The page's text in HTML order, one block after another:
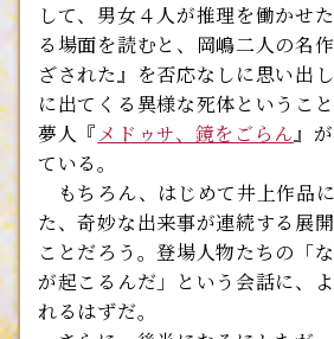
して、男女４人が推理を働かせ
る場面を読むと、岡嶋二人の名
ざされた』を否応なしに思い出
に出てくる異様な死体というこ
夢人『メドゥサ、鏡をごらん』
ている。
もちろん、はじめて井上作品
た、奇妙な出来事が連続する展
ことだろう。登場人物たちの「
が起こるんだ」という会話に、
れるはずだ。